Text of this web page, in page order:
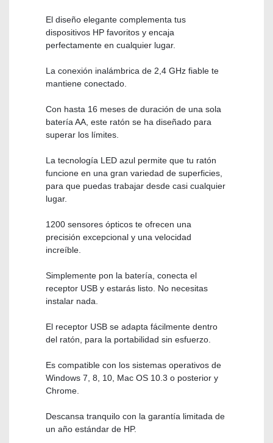
El diseño elegante complementa tus
dispositivos HP favoritos y encaja
perfectamente en cualquier lugar.
La conexión inalámbrica de 2,4 GHz fiable te
mantiene conectado.
Con hasta 16 meses de duración de una sola
batería AA, este ratón se ha diseñado para
superar los límites.
La tecnología LED azul permite que tu ratón
funcione en una gran variedad de superficies,
para que puedas trabajar desde casi cualquier
lugar.
1200 sensores ópticos te ofrecen una
precisión excepcional y una velocidad
increíble.
Simplemente pon la batería, conecta el
receptor USB y estarás listo. No necesitas
instalar nada.
El receptor USB se adapta fácilmente dentro
del ratón, para la portabilidad sin esfuerzo.
Es compatible con los sistemas operativos de
Windows 7, 8, 10, Mac OS 10.3 o posterior y
Chrome.
Descansa tranquilo con la garantía limitada de
un año estándar de HP.